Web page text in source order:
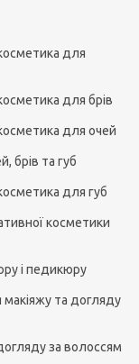
для
для брів
для очей
брів та губ
для губ
косметики
і педикюру
та догляду
за волоссям